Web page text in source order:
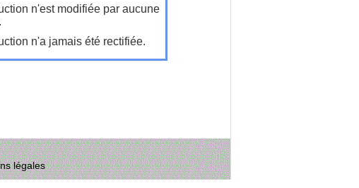
n'est modifiée par aucune
n'a jamais été rectifiée.
légales